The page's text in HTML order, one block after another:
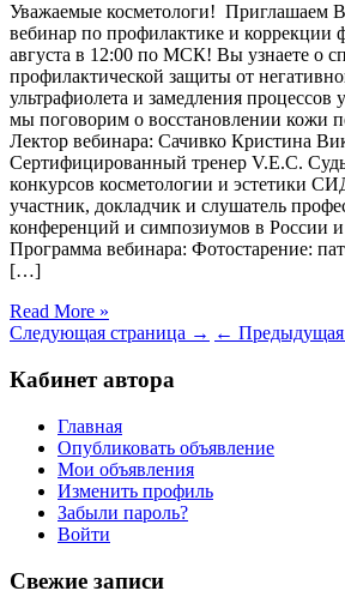
Уважаемые косметологи! Приглашаем
вебинар по профилактике и коррекции
августа в 12:00 по МСК! Вы узнаете о
профилактической защиты от
ультрафиолета и замедления
мы поговорим о восстановлении кожи
Лектор вебинара: Сачивко Кристина
Сертифицированный тренер V.E.C.
конкурсов косметологии и эстетики
участник, докладчик и слушатель
конференций и симпозиумов в России
Программа вебинара: Фотостарение:
[…]
Read More »
Следующая страница → ← Предыдущая
Кабинет автора
Главная
Опубликовать объявление
Мои объявления
Изменить профиль
Забыли пароль?
Войти
Свежие записи